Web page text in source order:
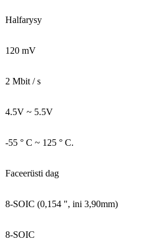
Halfarysy
120 mV
2 Mbit / s
4.5V ~ 5.5V
-55 ° C ~ 125 ° C.
Faceerüsti dag
8-SOIC (0,154 ", ini 3,90mm)
8-SOIC